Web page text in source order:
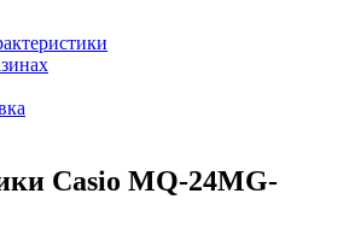
Casio MQ-24MG-